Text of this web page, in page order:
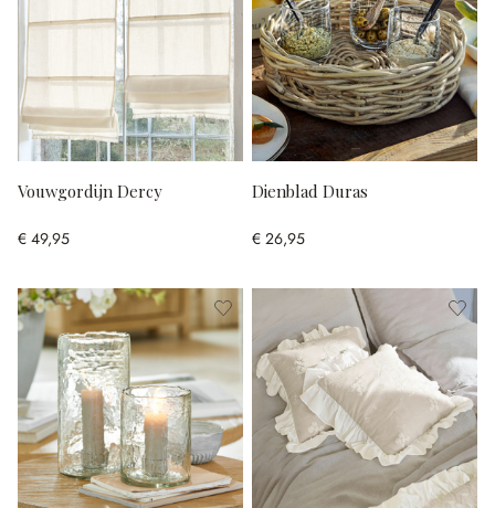
Vouwgordijn Dercy
€ 49,95
Dienblad Duras
€ 26,95